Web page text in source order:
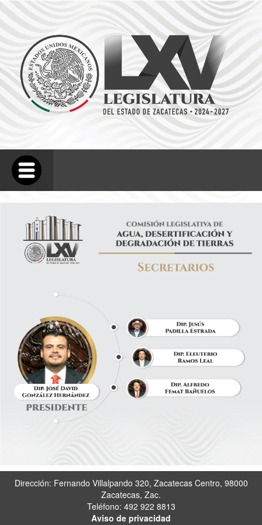
Dirección: Fernando Villalpando 320, Zacatecas Centro, 98000
Zacatecas, Zac.
Teléfono: 492 922 8813
Aviso de privacidad